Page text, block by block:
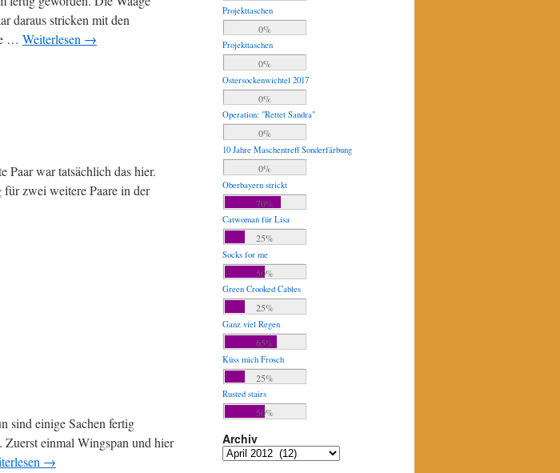
daraus stricken mit den
… Weiterlesen →
war tatsächlich das hier.
zwei weitere Paare in der
sind einige Sachen fertig
Zuerst einmal Wingspan und hier
→
Projekttaschen
0%
Projekttaschen
0%
Ostersockenwichtel 2017
0%
Operation: "Rettet Sandra"
0%
10 Jahre Maschentreff Sonderfärbung
0%
Oberbayern strickt
70%
Catwoman für Lisa
25%
Socks for me
50%
Green Crooked Cables
25%
Ganz viel Regen
65%
Küss mich Frosch
25%
Rusted stairs
50%
Archiv
Archiv